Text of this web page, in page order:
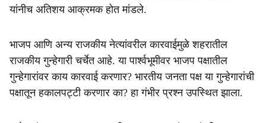
यांनीच अतिशय आक्रमक होत मांडले.
भाजप आणि अन्य राजकीय नेत्यांवरील कारवाईमुळे शहरातील
राजकीय गुन्हेगारी चर्चेत आहे. या पार्श्वभूमीवर भाजप पक्षातील
गुन्हेगारांवर काय कारवाई करणार? भारतीय जनता पक्ष या गुन्हेगारांची
पक्षातून हकालपट्टी करणार का? हा गंभीर प्रश्न उपस्थित झाला.